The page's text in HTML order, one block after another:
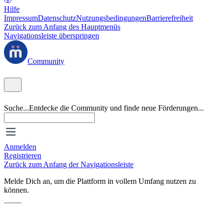
Hilfe
ImpressumDatenschutzNutzungsbedingungenBarrierefreiheit
Zurück zum Anfang des Hauptmenüs
Navigationsleiste überspringen
Community
Suche...Entdecke die Community und finde neue Förderungen...
Anmelden
Registrieren
Zurück zum Anfang der Navigationsleiste
Melde Dich an, um die Plattform in vollem Umfang nutzen zu
können.